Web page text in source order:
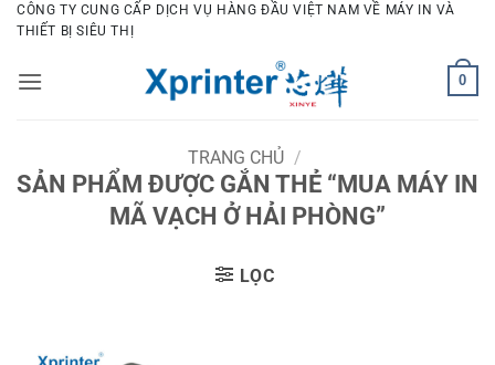
Bỏ
qua
dung
CÔNG TY CUNG CẤP DỊCH VỤ HÀNG ĐẦU VIỆT NAM VỀ MÁY IN VÀ
THIẾT BỊ SIÊU THỊ
0
TRANG CHỦ /
SẢN PHẨM ĐƯỢC GẮN THẺ “MUA MÁY IN
MÃ VẠCH Ở HẢI PHÒNG”
LỌC